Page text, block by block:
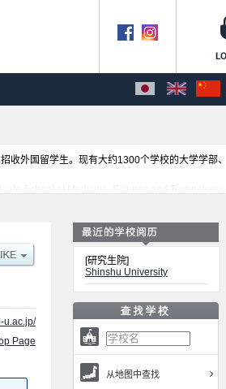
收外国留学生。现有大约1300个学校的大学学部、
School of Medicine, Science and Technology、
u.ac.jp/
Page
[研究生院]
Shinshu University
从地图中查找